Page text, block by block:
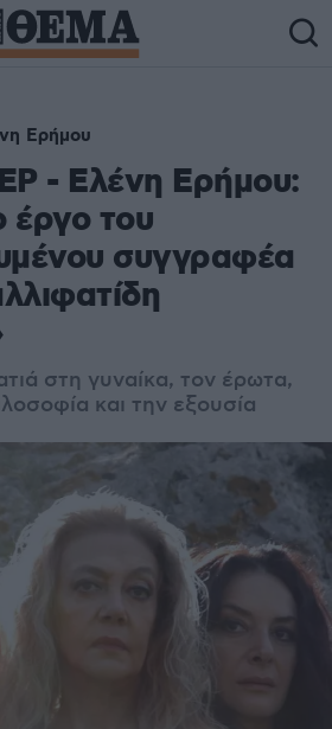
Ερήμου
- Ελένη Ερήμου:
έργο του
συγγραφέα
στη γυναίκα, τον έρωτα,
και την εξουσία